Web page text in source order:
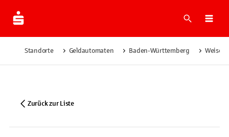
Suche
Standorte Geldautomaten Baden-Württemberg
Zurück zur Liste